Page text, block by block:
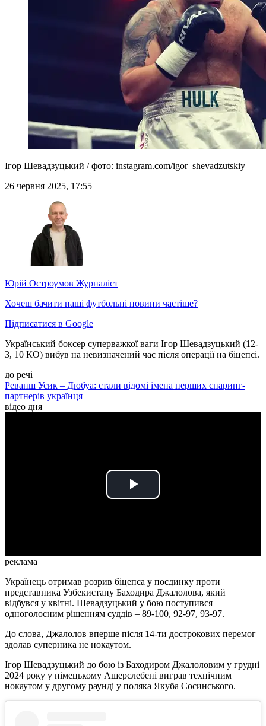
Ігор Шевадзуцький / фото: instagram.com/igor_shevadzutskiy
26 червня 2025, 17:55
Юрій Остроумов Журналіст
Хочеш бачити наші футбольні новини частіше?
Підписатися в Google
Український боксер суперважкої ваги Ігор Шевадзуцький (12-
3, 10 КО) вибув на невизначений час після операції на біцепсі.
до речі
Реванш Усик – Дюбуа: стали відомі імена перших спаринг-
партнерів українця
відео дня
Play
реклама
Українець отримав розрив біцепса у поєдинку проти
представника Узбекистану Баходира Джалолова, який
відбувся у квітні. Шевадзуцький у бою поступився
одноголосним рішенням суддів – 89-100, 92-97, 93-97.
До слова, Джалолов вперше після 14-ти дострокових перемог
здолав суперника не нокаутом.
Ігор Шевадзуцький до бою із Баходиром Джалоловим у грудні
2024 року у німецькому Ашерслебені виграв технічним
нокаутом у другому раунді у поляка Якуба Сосинського.